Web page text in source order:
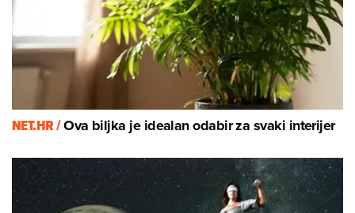
NET.HR /Ova biljka je idealan odabir za svaki interijer